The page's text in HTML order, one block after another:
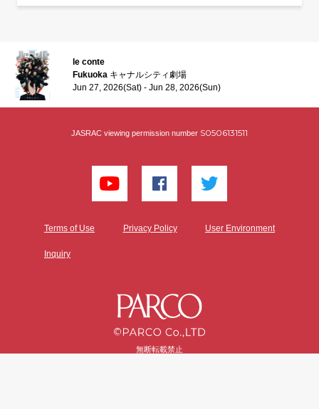
le conte
Fukuoka キャナルシティ劇場
Jun 27, 2026(Sat) - Jun 28, 2026(Sun)
JASRAC viewing permission number S0506131511
Terms of Use Privacy Policy User Environment
Inquiry
無断転載禁止